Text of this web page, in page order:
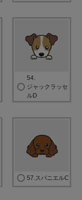
54.
ジャックラッセ
ルD
57.スパニエルC